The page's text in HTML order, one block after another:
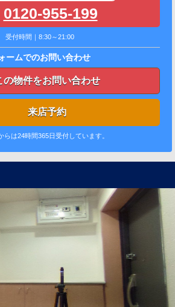
0120-955-199
受付時間｜8:30～21:00
ームでのお問い合わせ
の物件をお問い合わせ
来店予約
らは24時間365日受付しています。